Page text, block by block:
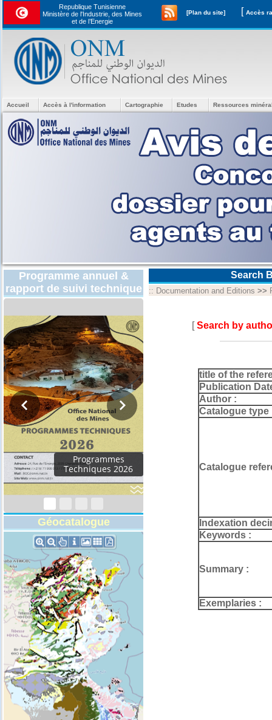
Republique Tunisienne
Ministère de l'Industrie, des Mines
et de l’Energie
[Plan du site] [
Accueil Accès à l'information Cartographie Etudes Ressources
Programme annuel &
rapport de suivi technique
Programmes
Techniques 2026
Géocatalogue
Search
:: Documentation and Editions >>
[Search by
title of the
Publication
Author :
Catalogue type
Catalogue
Indexation
Keywords :
Summary :
Exemplaries :